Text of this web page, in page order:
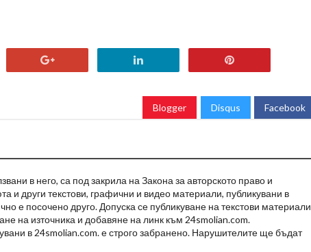
Blogger Disqus Facebook
в него, са под закрила на Закона за авторското право и
и други текстови, графични и видео материали, публикувани в
е посочено друго. Допуска се публикуване на текстови материали
на източника и добавяне на линк към 24smolian.com.
в 24smolian.com. е строго забранено. Нарушителите ще бъдат